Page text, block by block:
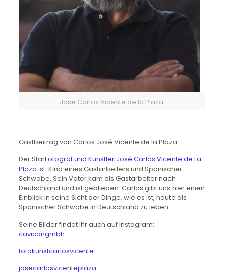
José Carlos Vicente de la Plaza
Gastbeitrag von Carlos José Vicente de la Plaza
Der StarFotograf und Künstler José Carlos Vicente de La
Plaza ist Kind eines Gastarbeiters und Spanischer
Schwabe. Sein Vater kam als Gastarbeiter nach
Deutschland und ist geblieben. Carlos gibt uns hier einen
Einblick in seine Sicht der Dinge, wie es ist, heute als
Spanischer Schwabe in Deutschland zu leben.
Seine Bilder findet Ihr auch auf Instagram:
cavicongmbh
fotokunstcarlosvicente
josecarlosvicenteplaza